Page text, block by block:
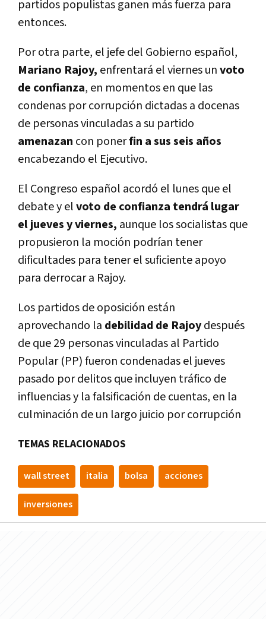
partidos populistas ganen más fuerza para
entonces.
Por otra parte, el jefe del Gobierno español,
Mariano Rajoy, enfrentará el viernes unvoto
de confianza, en momentos en que las
condenas por corrupción dictadas a docenas
de personas vinculadas a su partido
amenazan con ponerfin a sus seis años
encabezando el Ejecutivo.
El Congreso español acordó el lunes que el
debate y elvoto de confianza tendrá lugar
el jueves y viernes, aunque los socialistas que
propusieron la moción podrí­an tener
dificultades para tener el suficiente apoyo
para derrocar a Rajoy.
Los partidos de oposición están
aprovechando la debilidad de Rajoydespués
de que 29 personas vinculadas al Partido
Popular (PP) fueron condenadas el jueves
pasado por delitos que incluyen tráfico de
influencias y la falsificación de cuentas, en la
culminación de un largo juicio por corrupción
TEMAS RELACIONADOS
wall street italia bolsa acciones
inversiones